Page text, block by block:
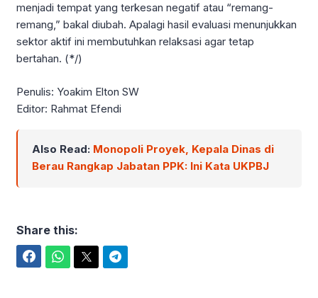
menjadi tempat yang terkesan negatif atau “remang-
remang,” bakal diubah. Apalagi hasil evaluasi menunjukkan
sektor aktif ini membutuhkan relaksasi agar tetap
bertahan. (*/)
Penulis: Yoakim Elton SW
Editor: Rahmat Efendi
Also Read: Monopoli Proyek, Kepala Dinas di
Berau Rangkap Jabatan PPK: Ini Kata UKPBJ
Share this: